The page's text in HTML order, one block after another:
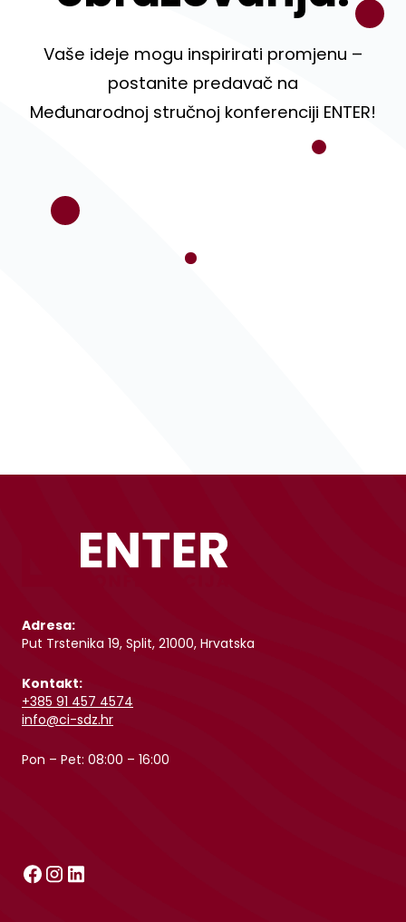
Vaše ideje mogu inspirirati promjenu –
postanite predavač na
Međunarodnoj stručnoj konferenciji ENTER!
Adresa:
Put Trstenika 19, Split, 21000, Hrvatska
Kontakt:
+385 91 457 4574
info@ci-sdz.hr
Pon – Pet: 08:00 – 16:00